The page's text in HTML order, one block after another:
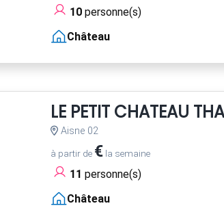
10personne(s)
Château
LE PETIT CHATEAU
Aisne 02
à partir de €la semaine
11 personne(s)
Château